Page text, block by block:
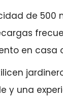
de 500
en casa
y una